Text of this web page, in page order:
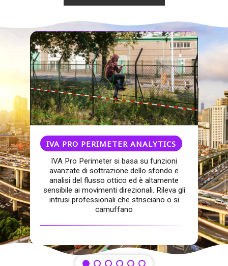
IVA PRO PERIMETER ANALYTICS
IVA Pro Perimeter si basa su funzioni
avanzate di sottrazione dello sfondo e
analisi del flusso ottico ed è altamente
sensibile ai movimenti direzionali. Rileva gli
intrusi professionali che strisciano o si
camuffano